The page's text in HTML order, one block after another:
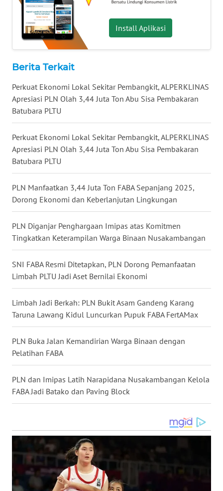
Install Aplikasi
Berita Terkait
Perkuat Ekonomi Lokal Sekitar Pembangkit, ALPERKLINAS
Apresiasi PLN Olah 3,44 Juta Ton Abu Sisa Pembakaran
Batubara PLTU
Perkuat Ekonomi Lokal Sekitar Pembangkit, ALPERKLINAS
Apresiasi PLN Olah 3,44 Juta Ton Abu Sisa Pembakaran
Batubara PLTU
PLN Manfaatkan 3,44 Juta Ton FABA Sepanjang 2025,
Dorong Ekonomi dan Keberlanjutan Lingkungan
PLN Diganjar Penghargaan Imipas atas Komitmen
Tingkatkan Keterampilan Warga Binaan Nusakambangan
SNI FABA Resmi Ditetapkan, PLN Dorong Pemanfaatan
Limbah PLTU Jadi Aset Bernilai Ekonomi
Limbah Jadi Berkah: PLN Bukit Asam Gandeng Karang
Taruna Lawang Kidul Luncurkan Pupuk FABA FertAMax
PLN Buka Jalan Kemandirian Warga Binaan dengan
Pelatihan FABA
PLN dan Imipas Latih Narapidana Nusakambangan Kelola
FABA Jadi Batako dan Paving Block
WN
TAPANULI
SELATAN
TANJUNG
WN
SIMALUNGUN
LABUHANBATU
TAPANULI
TENGAH
WN DELI
SERDANG
WN
TEBING
WN
KARAWANG
BEKASI
WN
BOGOR